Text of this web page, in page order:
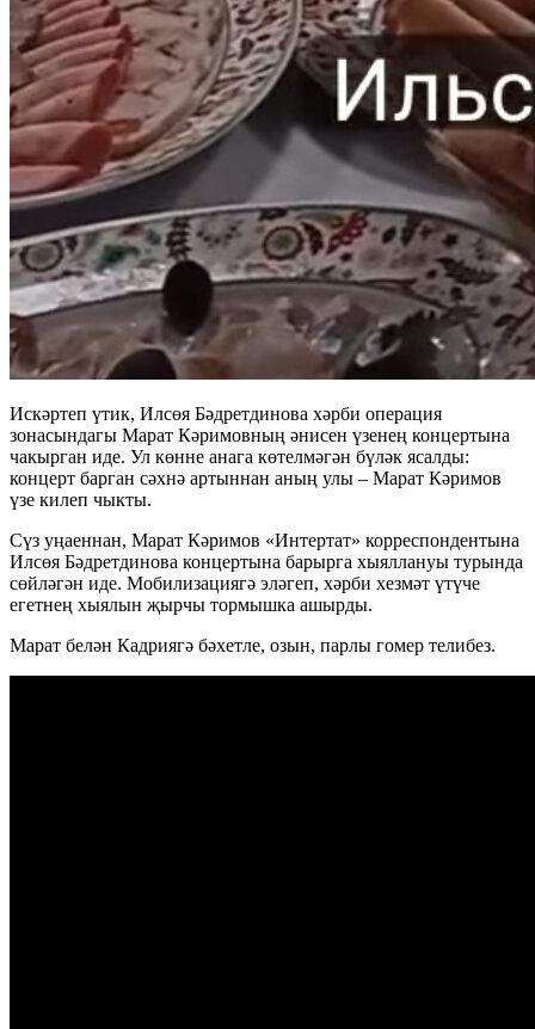
Искәртеп үтик, Илсөя Бәдретдинова хәрби операция
зонасындагы Марат Кәримовның әнисен үзенең концертына
чакырган иде. Ул көнне анага көтелмәгән бүләк ясалды:
концерт барган сәхнә артыннан аның улы – Марат Кәримов
үзе килеп чыкты.
Сүз уңаеннан, Марат Кәримов «Интертат» корреспондентына
Илсөя Бәдретдинова концертына барырга хыяллануы турында
сөйләгән иде. Мобилизациягә эләгеп, хәрби хезмәт үтүче
егетнең хыялын җырчы тормышка ашырды.
Марат белән Кадриягә бәхетле, озын, парлы гомер телибез.